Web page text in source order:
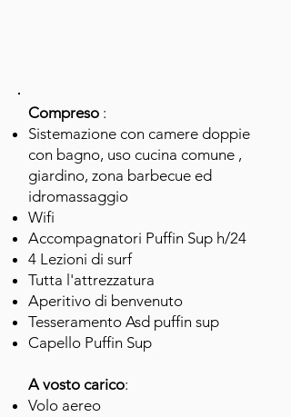
Compreso :
Sistemazione con camere doppie
con bagno, uso cucina comune ,
giardino, zona barbecue ed
idromassaggio
Wifi
Accompagnatori Puffin Sup h/24
4 Lezioni di surf
Tutta l'attrezzatura
Aperitivo di benvenuto
Tesseramento Asd puffin sup
Capello Puffin Sup
A vosto carico:
Volo aereo